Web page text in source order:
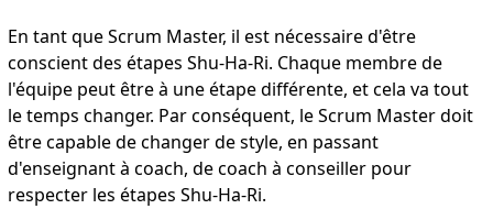
En tant que Scrum Master, il est nécessaire d'être
conscient des étapes Shu-Ha-Ri. Chaque membre de
l'équipe peut être à une étape différente, et cela va tout
le temps changer. Par conséquent, le Scrum Master doit
être capable de changer de style, en passant
d'enseignant à coach, de coach à conseiller pour
respecter les étapes Shu-Ha-Ri.